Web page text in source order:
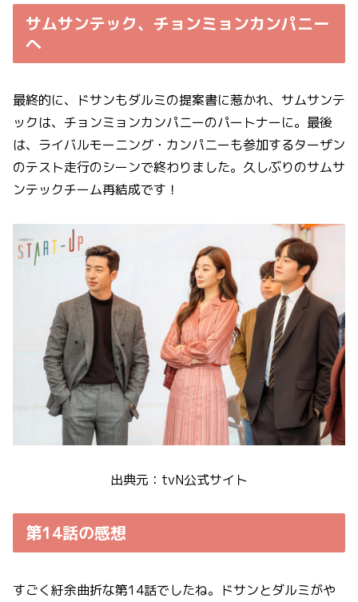
サムサンテック、チョンミョンカンパニー
へ
最終的に、ドサンもダルミの提案書に惹かれ、サムサンテ
ックは、チョンミョンカンパニーのパートナーに。最後
は、ライバルモーニング・カンパニーも参加するターザン
のテスト走行のシーンで終わりました。久しぶりのサムサ
ンテックチーム再結成です！
出典元：tvN公式サイト
第14話の感想
すごく紆余曲折な第14話でしたね。ドサンとダルミがや